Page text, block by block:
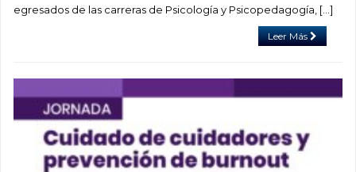
egresados de las carreras de Psicología y Psicopedagogía, [...]
Leer Más